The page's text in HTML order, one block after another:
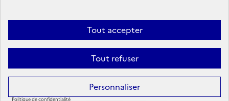
Tout accepter
Tout refuser
Personnaliser
Politique de confidentialité
data.gouv.fr
Accessibilité : Partiellement conforme Mentions légales
Politique
Sauf mention contraire, tous les contenus de ce site sont sous
etalab-2.0
.